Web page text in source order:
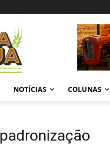
NOTÍCIAS COLUNAS
padronização